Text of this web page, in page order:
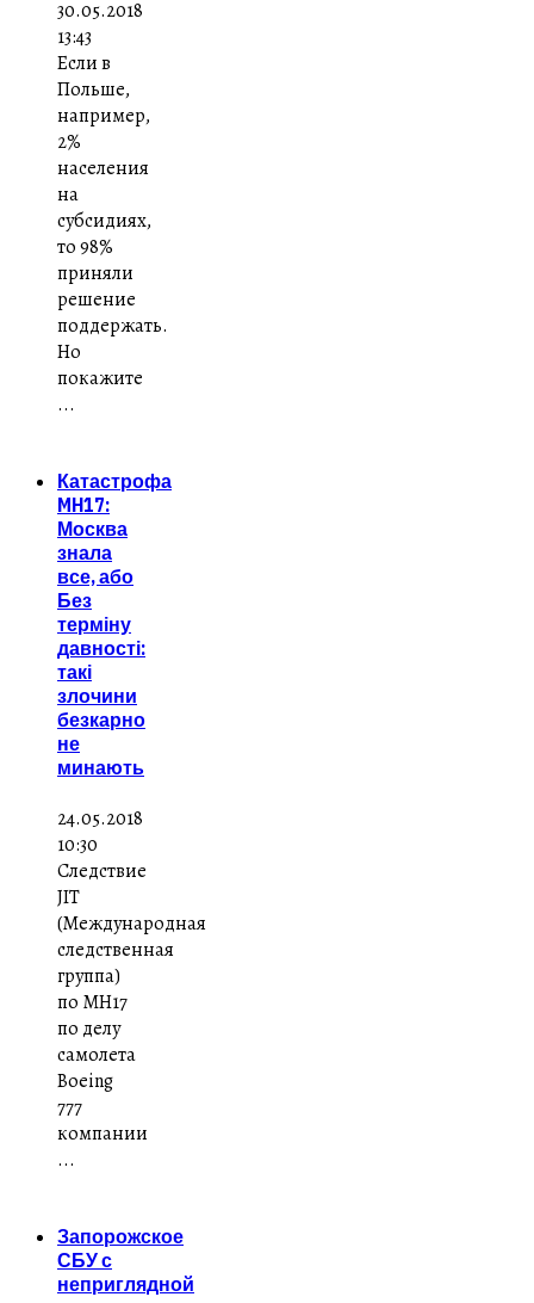
30.05.2018
13:43
Если в
Польше,
например,
2%
населения
на
субсидиях,
то 98%
приняли
решение
поддержать.
Но
покажите
...
Катастрофа
MH17:
Москва
знала
все, або
Без
терміну
давності:
такі
злочини
безкарно
не
минають
24.05.2018
10:30
Следствие
JIT
(Международная
следственная
группа)
по MH17
по делу
самолета
Boeing
777
компании
...
Запорожское
СБУ с
неприглядной